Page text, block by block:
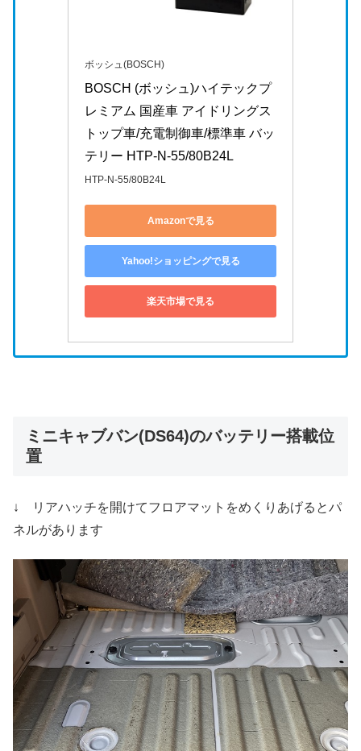
ボッシュ(BOSCH)
BOSCH (ボッシュ)ハイテックプ
レミアム 国産車 アイドリングス
トップ車/充電制御車/標準車 バッ
テリー HTP-N-55/80B24L
HTP-N-55/80B24L
Amazonで見る
Yahoo!ショッピングで見る
楽天市場で見る
ミニキャブバン(DS64)のバッテリー搭載位
置
↓ リアハッチを開けてフロアマットをめくりあげるとパ
ネルがあります